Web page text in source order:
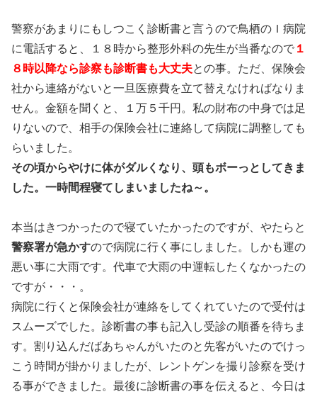
警察があまりにもしつこく診断書と言うので鳥栖のＩ病院
に電話すると、１８時から整形外科の先生が当番なので １
８時以降なら診察も診断書も大丈夫との事。ただ、保険会
社から連絡がないと一旦医療費を立て替えなければなりま
せん。金額を聞くと、１万５千円。私の財布の中身では足
りないので、相手の保険会社に連絡して病院に調整しても
らいました。
その頃からやけに体がダルくなり、頭もボーっとしてきま
した。一時間程寝てしまいましたね～。
本当はきつかったので寝ていたかったのですが、やたらと
警察署が急かすので病院に行く事にしました。しかも運の
悪い事に大雨です。代車で大雨の中運転したくなかったの
ですが・・・。
病院に行くと保険会社が連絡をしてくれていたので受付は
スムーズでした。診断書の事も記入し受診の順番を待ちま
す。割り込んだばあちゃんがいたのと先客がいたのでけっ
こう時間が掛かりましたが、レントゲンを撮り診察を受け
る事ができました。最後に診断書の事を伝えると、今日は